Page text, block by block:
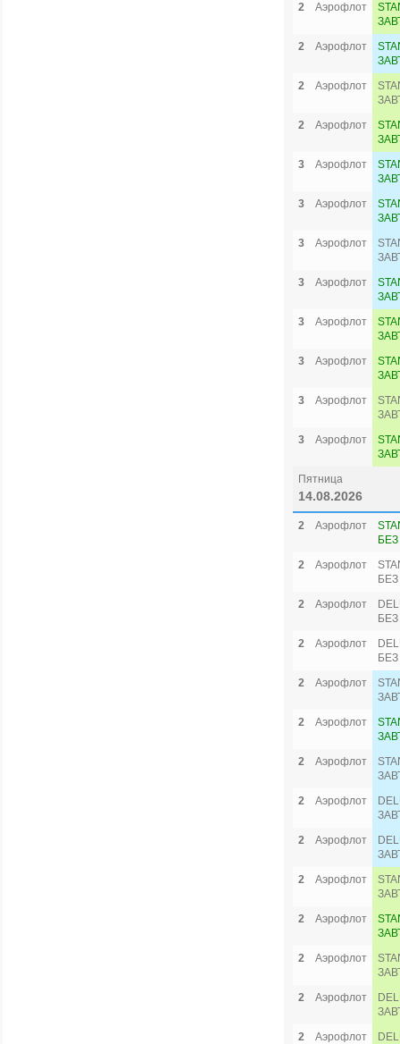
2 Аэрофлот
2
Аэрофлот
2
Аэрофлот
2
Аэрофлот
3
Аэрофлот
3
Аэрофлот
3
Аэрофлот
3
Аэрофлот
3
Аэрофлот
3
Аэрофлот
3
Аэрофлот
3
Аэрофлот
Пятница
14.08.2026
2 Аэрофлот
2
Аэрофлот
2
Аэрофлот
2
Аэрофлот
2
Аэрофлот
2
Аэрофлот
2
Аэрофлот
2
Аэрофлот
2
Аэрофлот
2
Аэрофлот
2
Аэрофлот
2
Аэрофлот
2
Аэрофлот
2
Аэрофлот